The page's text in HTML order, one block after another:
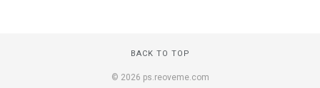
BACK TO TOP
© 2026 ps.reoveme.com